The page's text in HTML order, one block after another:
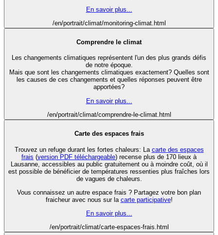
En savoir plus...
/en/portrait/climat/monitoring-climat.html
Comprendre le climat
Les changements climatiques représentent l'un des plus grands défis
de notre époque.
Mais que sont les changements climatiques exactement? Quelles sont
les causes de ces changements et quelles réponses peuvent être
apportées?
En savoir plus...
/en/portrait/climat/comprendre-le-climat.html
Carte des espaces frais
Trouvez un refuge durant les fortes chaleurs: La carte des espaces
frais (version PDF téléchargeable) recense plus de 170 lieux à
Lausanne, accessibles au public gratuitement ou à moindre coût, où il
est possible de bénéficier de températures ressenties plus fraîches lors
de vagues de chaleurs.
Vous connaissez un autre espace frais ? Partagez votre bon plan
fraicheur avec nous sur la carte participative!
En savoir plus...
/en/portrait/climat/carte-espaces-frais.html